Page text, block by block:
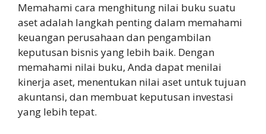
Memahami cara menghitung nilai buku suatu
aset adalah langkah penting dalam memahami
keuangan perusahaan dan pengambilan
keputusan bisnis yang lebih baik. Dengan
memahami nilai buku, Anda dapat menilai
kinerja aset, menentukan nilai aset untuk tujuan
akuntansi, dan membuat keputusan investasi
yang lebih tepat.